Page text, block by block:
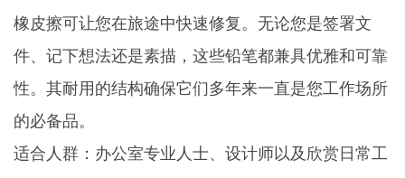
橡皮擦可让您在旅途中快速修复。无论您是签署文
件、记下想法还是素描，这些铅笔都兼具优雅和可靠
性。其耐用的结构确保它们多年来一直是您工作场所
的必备品。
适合人群：办公室专业人士、设计师以及欣赏日常工